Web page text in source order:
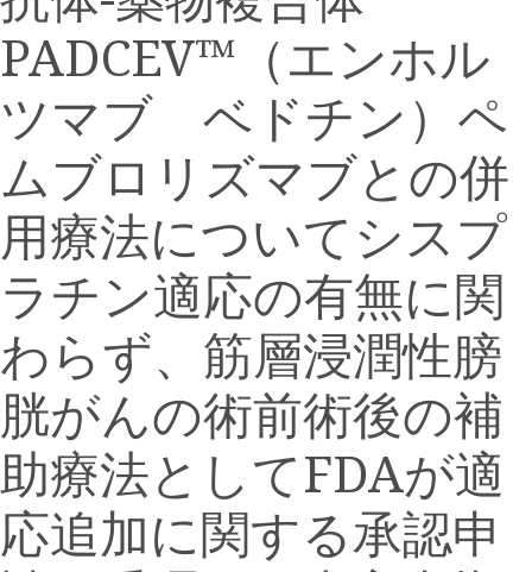
of
this
page
this
page
to
friend
for
this
page
Twitter
LinkedIn
Facebook
PADCEV™（エンホル
ツマブ ベドチン）ペ
ムブロリズマブとの併
用療法についてシスプ
ラチン適応の有無に関
わらず、筋層浸潤性膀
胱がんの術前術後の補
助療法としてFDAが適
応追加に関する承認申